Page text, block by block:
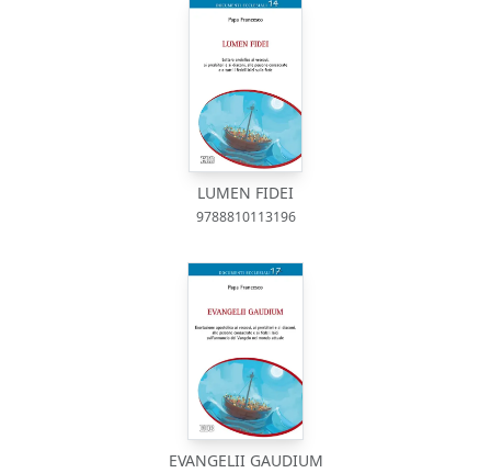
LUMEN FIDEI
9788810113196
EVANGELII GAUDIUM